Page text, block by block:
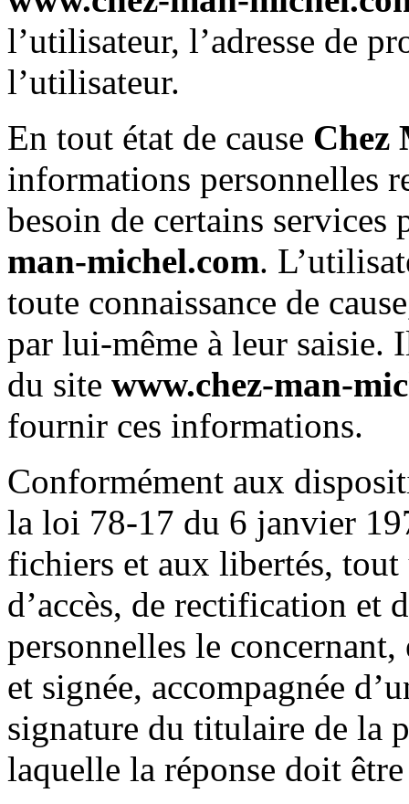
l’utilisateur, l’adresse de
l’utilisateur.
En tout état de cause Chez
informations personnelles
besoin de certains services
man-michel.com.
toute connaissance de
par lui-même à leur saisie.
du site www.chez-man-
fournir ces informations.
Conformément aux
la loi 78-17 du 6 janvier
fichiers et aux libertés,
d’accès, de rectification et
personnelles le
et signée, accompagnée
signature du titulaire de la
laquelle la réponse doit